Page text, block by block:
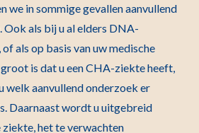
we in sommige gevallen aanvullend
als bij u al elders DNA-
als op basis van uw medische
is dat u een CHA-ziekte heeft,
welk aanvullend onderzoek er
Daarnaast wordt u uitgebreid
het te verwachten